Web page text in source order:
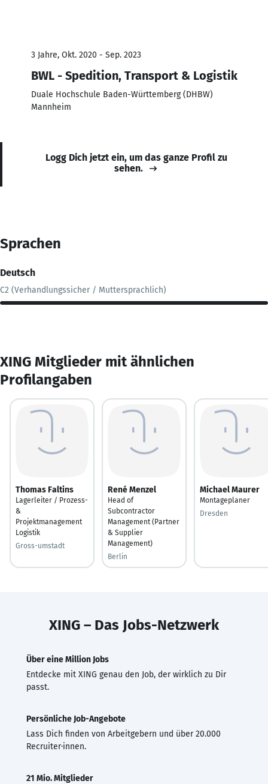
3 Jahre, Okt. 2020 - Sep. 2023
BWL - Spedition, Transport & Logistik
Duale Hochschule Baden-Württemberg (DHBW)
Mannheim
Logg Dich jetzt ein, um das ganze Profil zu
sehen.
Sprachen
Deutsch
C2 (Verhandlungssicher / Muttersprachlich)
XING Mitglieder mit ähnlichen
Profilangaben
Thomas Faltins
Lagerleiter / Prozess-
&
Projektmanagement
Logistik
Gross-umstadt
René Menzel
Head of
Subcontractor
Management (Partner
& Supplier
Management)
Berlin
Michael Maurer
Montageplaner
Dresden
XING – Das Jobs-Netzwerk
Über eine Million Jobs
Entdecke mit XING genau den Job, der wirklich zu Dir
passt.
Persönliche Job-Angebote
Lass Dich finden von Arbeitgebern und über 20.000
Recruiter·innen.
21 Mio. Mitglieder